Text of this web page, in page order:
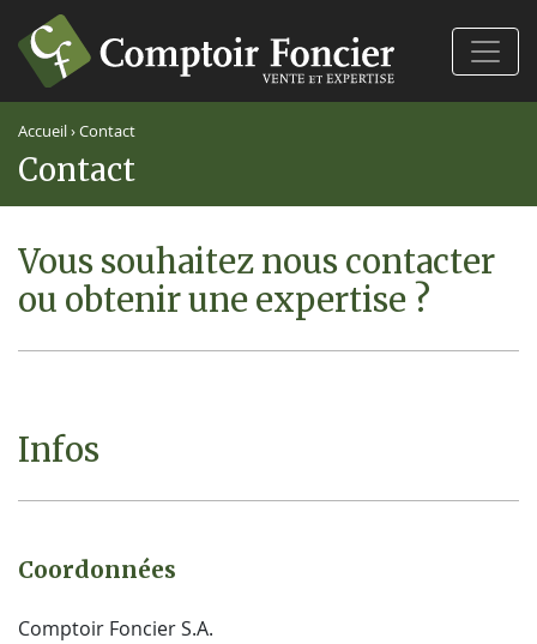
Accueil›Contact
Contact
Vous souhaitez nous contacter
ou obtenir une expertise ?
Infos
Coordonnées
Comptoir Foncier S.A.